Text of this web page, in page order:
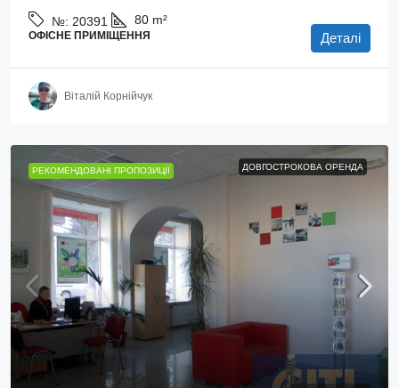
№: 20391 80 m²
ОФІСНЕ ПРИМІЩЕННЯ Деталі
Віталій Корнійчук
РЕКОМЕНДОВАНІ ПРОПОЗИЦІЇ ДОВГОСТРОКОВА ОРЕНДА